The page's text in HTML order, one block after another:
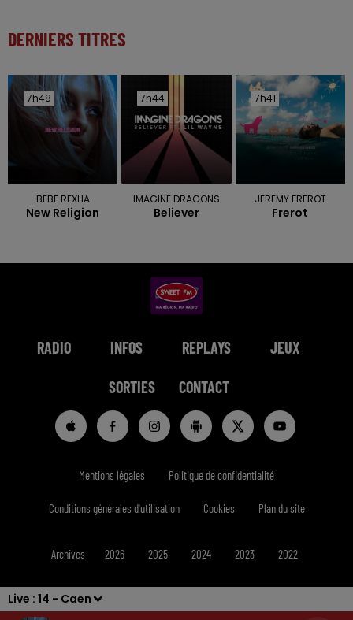
Live : 14 - Caen
DERNIERS TITRES
7h48
7h48
BEBE REXHA
New Religion
7h44
7h44
IMAGINE DRAGONS
Believer
7h41
7h41
JEREMY FREROT
Frerot
RADIO INFOS REPLAYS JEUX
SORTIES CONTACT
Mentions légales Politique de confidentialité
Conditions générales d'utilisation Cookies Plan du site
Archives 2026 2025 2024 2023 2022